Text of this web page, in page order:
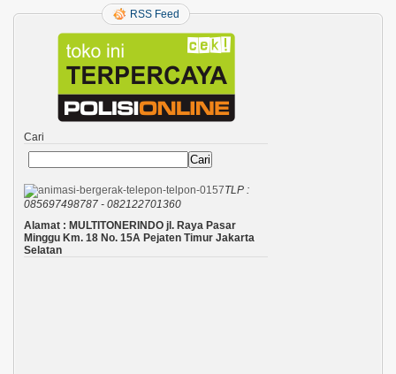
RSS Feed
Cari
Cari
TLP :
085697498787 - 082122701360
Alamat : MULTITONERINDO jl. Raya Pasar
Minggu Km. 18 No. 15A Pejaten Timur Jakarta
Selatan